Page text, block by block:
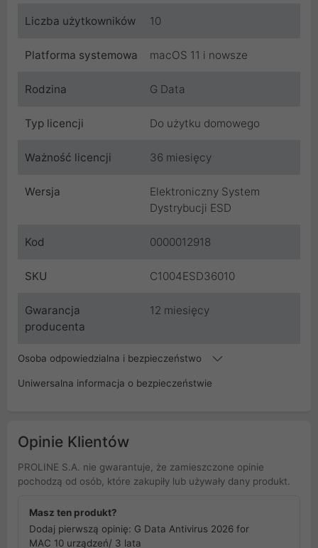
Liczba użytkowników 10
Platforma systemowa macOS 11 i nowsze
Rodzina G Data
Typ licencji Do użytku domowego
Ważność licencji 36 miesięcy
Wersja
Elektroniczny System
Dystrybucji ESD
Kod 0000012918
SKU C1004ESD36010
Gwarancja
producenta
12 miesięcy
Osoba odpowiedzialna i bezpieczeństwo
Uniwersalna informacja o bezpieczeństwie
Opinie Klientów
PROLINE S.A. nie gwarantuje, że zamieszczone opinie
pochodzą od osób, które zakupiły lub używały dany produkt.
Masz ten produkt?
Dodaj pierwszą opinię: G Data Antivirus 2026 for
MAC 10 urządzeń/ 3 lata